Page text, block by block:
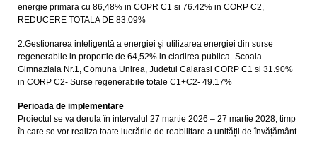
energie primara cu 86,48% in COPR C1 si 76.42% in CORP C2,
REDUCERE TOTALA DE 83.09%
2.Gestionarea inteligentă a energiei și utilizarea energiei din surse
regenerabile in proportie de 64,52% in cladirea publica- Scoala
Gimnaziala Nr.1, Comuna Unirea, Judetul Calarasi CORP C1 si 31.90%
in CORP C2- Surse regenerabile totale C1+C2- 49.17%
Perioada de implementare
Proiectul se va derula în intervalul 27 martie 2026 – 27 martie 2028, timp
în care se vor realiza toate lucrările de reabilitare a unității de învățământ.